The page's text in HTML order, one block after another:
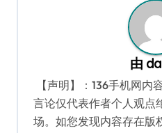
由
【声明】：136手机网
言论仅代表作者个人观点
场。如您发现内容存在版